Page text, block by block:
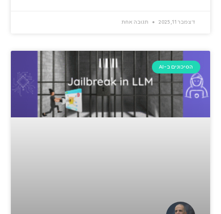
דצמבר 11, 2025 תגובה אחת
הסיכונים ב-AI